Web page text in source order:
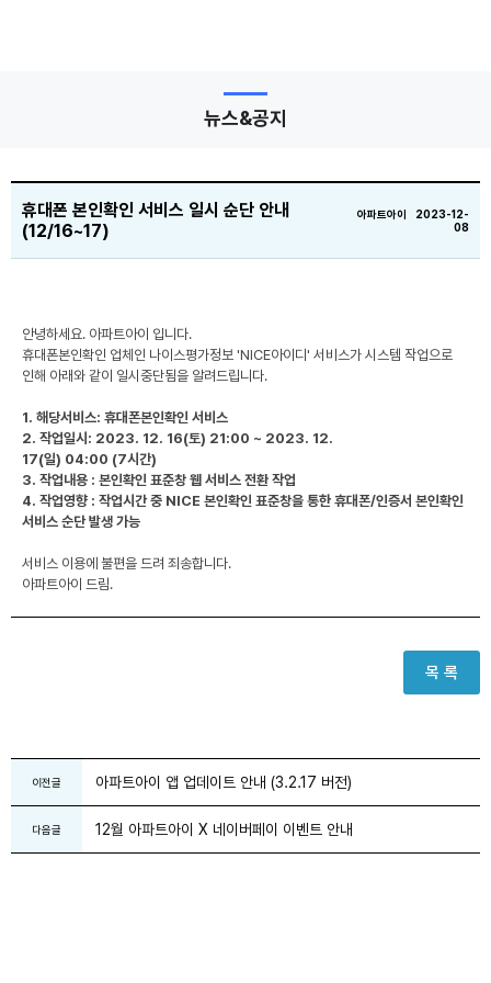
뉴스&공지
휴대폰 본인확인 서비스 일시 순단 안내
(12/16~17)
아파트아이 2023-12-
08
안녕하세요. 아파트아이 입니다.
휴대폰본인확인 업체인 나이스평가정보 'NICE아이디' 서비스가 시스템 작업으로
인해 아래와 같이 일시중단됨을 알려드립니다.
1. 해당서비스: 휴대폰본인확인 서비스
2. 작업일시: 2023. 12. 16(토) 21:00 ~ 2023. 12.
17(일) 04:00 (7시간)
3. 작업내용 : 본인확인 표준창 웹 서비스 전환 작업
4. 작업영향 : 작업시간 중 NICE 본인확인 표준창을 통한 휴대폰/인증서 본인확인
서비스 순단 발생 가능
서비스 이용에 불편을 드려 죄송합니다.
아파트아이 드림.
목 록
이전글 아파트아이 앱 업데이트 안내 (3.2.17 버전)
다음글 12월 아파트아이 X 네이버페이 이벤트 안내